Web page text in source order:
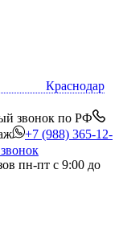
Краснодар
звонок по РФ
+7 (988) 365-12-
пн-пт с 9:00 до